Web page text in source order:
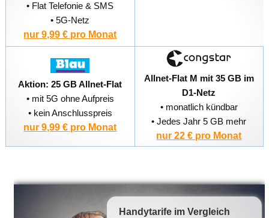
• Flat Telefonie & SMS
• 5G-Netz
nur 9,99 € pro Monat
Aktion: 25 GB Allnet-Flat
• mit 5G ohne Aufpreis
• kein Anschlusspreis
nur 9,99 € pro Monat
Allnet-Flat M mit 35 GB im
D1-Netz
• monatlich kündbar
• Jedes Jahr 5 GB mehr
nur 22 € pro Monat
Handytarife im Vergleich